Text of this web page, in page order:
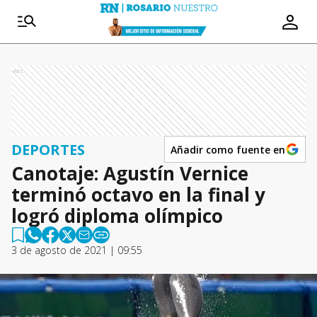
Ads
DEPORTES Añadir como fuente en
Canotaje: Agustín Vernice
terminó octavo en la final y
logró diploma olímpico
3 de agosto de 2021 | 09:55